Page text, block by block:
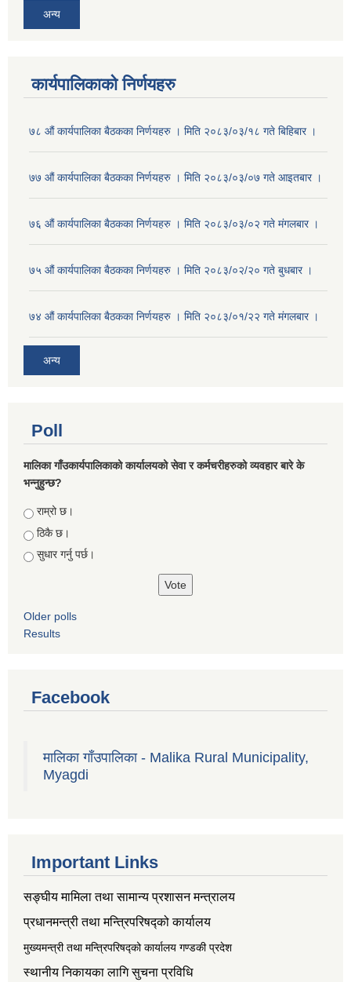
अन्य
कार्यपालिकाको निर्णयहरु
७८ औं कार्यपालिका बैठकका निर्णयहरु । मिति २०८३/०३/१८ गते बिहिबार ।
७७ औं कार्यपालिका बैठकका निर्णयहरु । मिति २०८३/०३/०७ गते आइतबार ।
७६ औं कार्यपालिका बैठकका निर्णयहरु । मिति २०८३/०३/०२ गते मंगलबार ।
७५ औं कार्यपालिका बैठकका निर्णयहरु । मिति २०८३/०२/२० गते बुधबार ।
७४ औं कार्यपालिका बैठकका निर्णयहरु । मिति २०८३/०१/२२ गते मंगलबार ।
अन्य
Poll
मालिका गाँउकार्यपालिकाको कार्यालयको सेवा र कर्मचरीहरुको व्यवहार बारे के
भन्नुहुन्छ?
Choices
राम्रो छ।
ठिकै छ।
सुधार गर्नु पर्छ।
Older polls
Results
Facebook
मालिका गाँउपालिका - Malika Rural Municipality,
Myagdi
Important Links
सङ्‍घीय मामिला तथा सामान्य प्रशासन मन्त्रालय
प्रधानमन्त्री तथा मन्त्रिपरिषद्को कार्यालय
मुख्यमन्त्री तथा मन्त्रिपरिषद्को कार्यालय गण्डकी प्रदेश
स्थानीय निकायका लागि सुचना प्रविधि